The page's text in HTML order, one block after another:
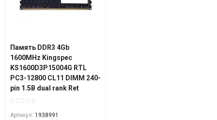
Память DDR3 4Gb
1600MHz Kingspec
KS1600D3P15004G RTL
PC3-12800 CL11 DIMM 240-
pin 1.5В dual rank Ret
Артикул: 1938991